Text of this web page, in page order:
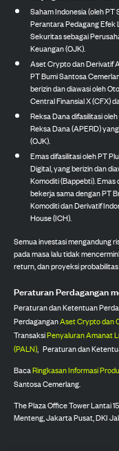
Saham Indonesia (oleh
Perantara Pedagang Efek
Sekuritas sebagai
Keuangan (OJK).
Aset Crypto dan Derivatif
PT Bumi Santosa
berizin dan diawasi oleh
Central Finansial X (CFX)
Reksa Dana difasilitasi
Reksa Dana (APERD)
(OJK).
Emas difasilitasi oleh PT
Digital, yang berizin dan
Komoditi (Bappebti).
bekerja sama dengan PT
Komoditi dan Derivatif
House (ICH).
Semua investasi mengandung
pada masa lalu tidak
return, dan proyeksi
Peraturan Perdagangan
Peraturan dan Ketentuan
PerdaganganAset Crypto dan
TransaksiPenyaluran Amanat
(PALN), Peraturan dan
BacaRingkasan Informasi
Santosa Cemerlang.
The Plaza Office Tower Lantai
Menteng, Jakarta Pusat, DKI